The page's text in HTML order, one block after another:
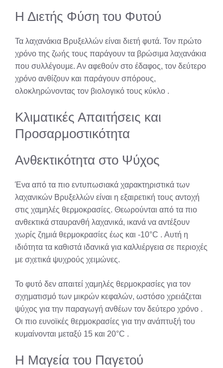
Η Διετής Φύση του Φυτού
Τα λαχανάκια Βρυξελλών είναι διετή φυτά. Τον πρώτο
χρόνο της ζωής τους παράγουν τα βρώσιμα λαχανάκια
που συλλέγουμε. Αν αφεθούν στο έδαφος, τον δεύτερο
χρόνο ανθίζουν και παράγουν σπόρους,
ολοκληρώνοντας τον βιολογικό τους κύκλο .
Κλιματικές Απαιτήσεις και
Προσαρμοστικότητα
Ανθεκτικότητα στο Ψύχος
Ένα από τα πιο εντυπωσιακά χαρακτηριστικά των
λαχανικών Βρυξελλών είναι η εξαιρετική τους αντοχή
στις χαμηλές θερμοκρασίες. Θεωρούνται από τα πιο
ανθεκτικά σταυρανθή λαχανικά, ικανά να αντέξουν
χωρίς ζημιά θερμοκρασίες έως και -10°C . Αυτή η
ιδιότητα τα καθιστά ιδανικά για καλλιέργεια σε περιοχές
με σχετικά ψυχρούς χειμώνες.
Το φυτό δεν απαιτεί χαμηλές θερμοκρασίες για τον
σχηματισμό των μικρών κεφαλών, ωστόσο χρειάζεται
ψύχος για την παραγωγή ανθέων τον δεύτερο χρόνο .
Οι πιο ευνοϊκές θερμοκρασίες για την ανάπτυξή του
κυμαίνονται μεταξύ 15 και 20°C .
Η Μαγεία του Παγετού